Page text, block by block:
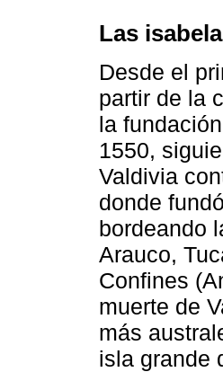
Las
Desde el
partir de la
la
1550,
Valdivia
donde
bordeando
Arauco,
Confines
muerte de
más
isla grande